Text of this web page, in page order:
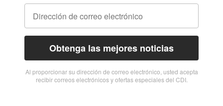
Obtenga las mejores noticias
Al proporcionar su dirección de correo electrónico, usted acepta
recibir correos electrónicos y ofertas especiales del CDI.